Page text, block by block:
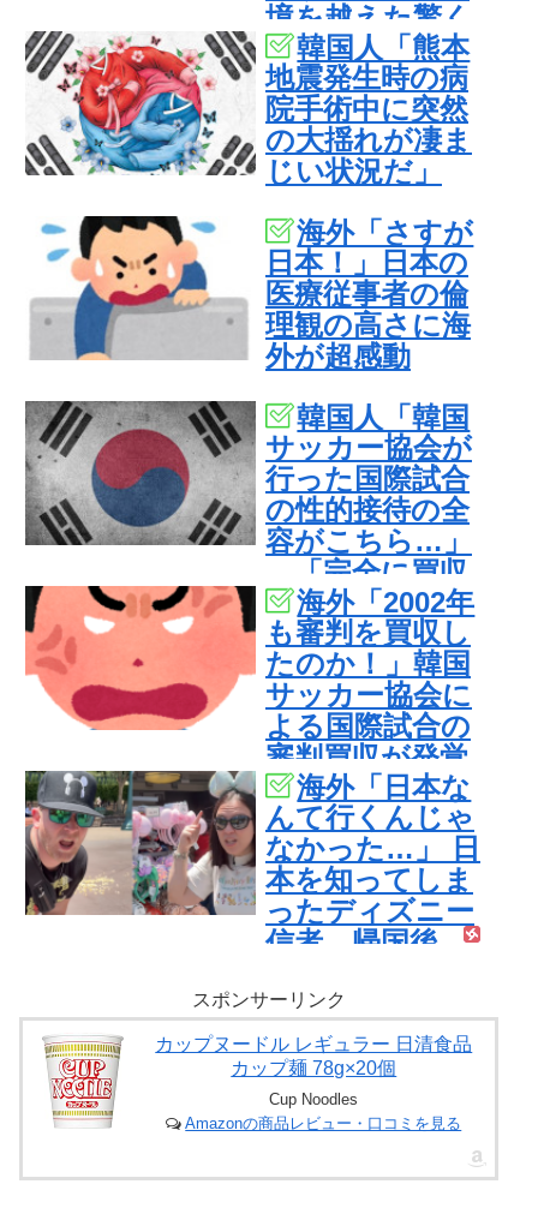
境を越えた驚く
べき歴史のつな
がり‥」
韓国人「熊本
地震発生時の病
院手術中に突然
の大揺れが凄ま
じい状況だ」
海外「さすが
日本！」日本の
医療従事者の倫
理観の高さに海
外が超感動
韓国人「韓国
サッカー協会が
行った国際試合
の性的接待の全
容がこちら…」
→「完全に買収
してる…（ﾌﾞﾙﾌﾞ
ﾙ」＝韓国の反応
海外「2002年
も審判を買収し
たのか！」韓国
サッカー協会に
よる国際試合の
審判買収が発覚
し大騒ぎ！【海
外の反応】
海外「日本な
んて行くんじゃ
なかった…」 日
本を知ってしま
ったディズニー
信者、帰国後
する事態に
スポンサーリンク
カップヌードル レギュラー 日清食品
カップ麺 78g×20個
Cup Noodles
Amazonの商品レビュー・口コミを見る